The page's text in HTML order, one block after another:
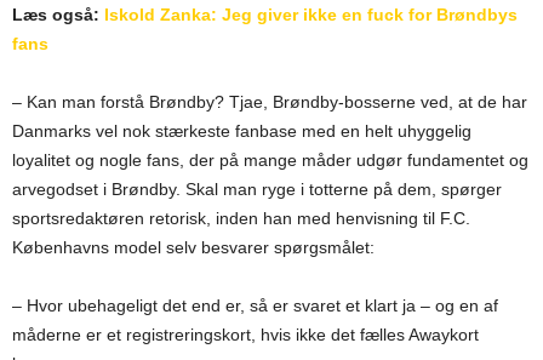
Læs også: Iskold Zanka: Jeg giver ikke en fuck for Brøndbys
fans
– Kan man forstå Brøndby? Tjae, Brøndby-bosserne ved, at de har
Danmarks vel nok stærkeste fanbase med en helt uhyggelig
loyalitet og nogle fans, der på mange måder udgør fundamentet og
arvegodset i Brøndby. Skal man ryge i totterne på dem, spørger
sportsredaktøren retorisk, inden han med henvisning til F.C.
Københavns model selv besvarer spørgsmålet:
– Hvor ubehageligt det end er, så er svaret et klart ja – og en af
måderne er et registreringskort, hvis ikke det fælles Awaykort